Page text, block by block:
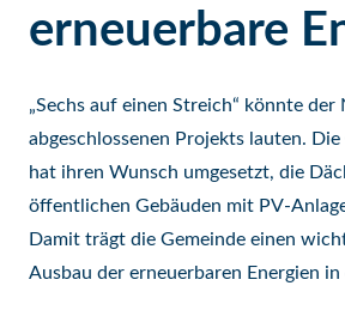
erneuerbare
„Sechs auf einen Streich“ könnte der
abgeschlossenen Projekts lauten.
hat ihren Wunsch umgesetzt, die
öffentlichen Gebäuden mit PV-
Damit trägt die Gemeinde einen
Ausbau der erneuerbaren Energien in